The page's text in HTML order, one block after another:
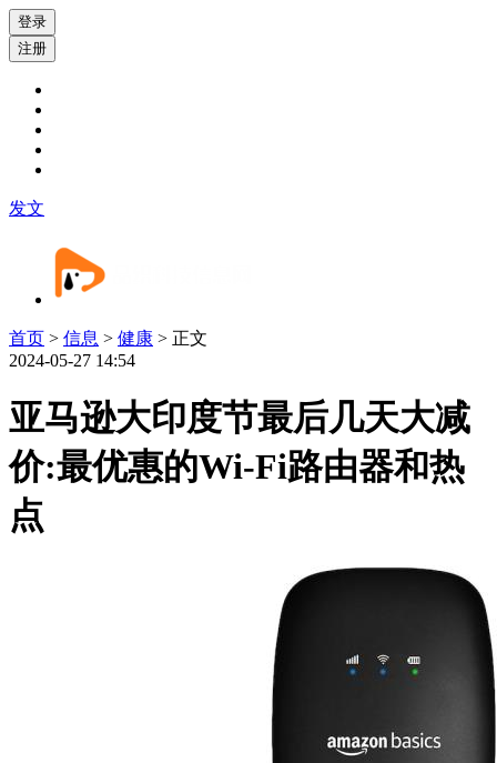
登录
注册
发文
首页 > 信息 > 健康 > 正文
2024-05-27 14:54
亚马逊大印度节最后几天大减
价:最优惠的Wi-Fi路由器和热
点